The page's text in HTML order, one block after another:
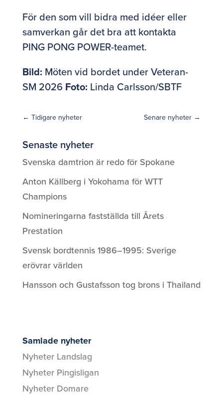
För den som vill bidra med idéer eller
samverkan går det bra att kontakta
PING PONG POWER-teamet.
Bild: Möten vid bordet under Veteran-
SM 2026 Foto: Linda Carlsson/SBTF
← Tidigare nyheter Senare nyheter →
Senaste nyheter
Svenska damtrion är redo för Spokane
Anton Källberg i Yokohama för WTT
Champions
Nomineringarna fastställda till Årets
Prestation
Svensk bordtennis 1986–1995: Sverige
erövrar världen
Hansson och Gustafsson tog brons i Thailand
Samlade nyheter
Nyheter Landslag
Nyheter Pingisligan
Nyheter Domare